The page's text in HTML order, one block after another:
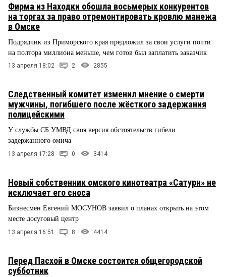
Фирма из Находки обошла восьмерых конкурентов
на торгах за право отремонтировать кровлю манежа
в Омске
Подрядчик из Приморского края предложил за свои услуги почти
на полтора миллиона меньше, чем готов был заплатить заказчик
13 апреля 18:02 2 2855
Следственный комитет изменил мнение о смерти
мужчины, погибшего после жёсткого задержания
полицейскими
У службы СБ УМВД своя версия обстоятельств гибели
задержанного омича
13 апреля 17:28 0 3414
Новый собственник омского кинотеатра «Сатурн» не
исключает его сноса
Бизнесмен Евгений МОСУНОВ заявил о планах открыть на этом
месте досуговый центр
13 апреля 16:51 8 4414
Перед Пасхой в Омске состоится общегородской
субботник